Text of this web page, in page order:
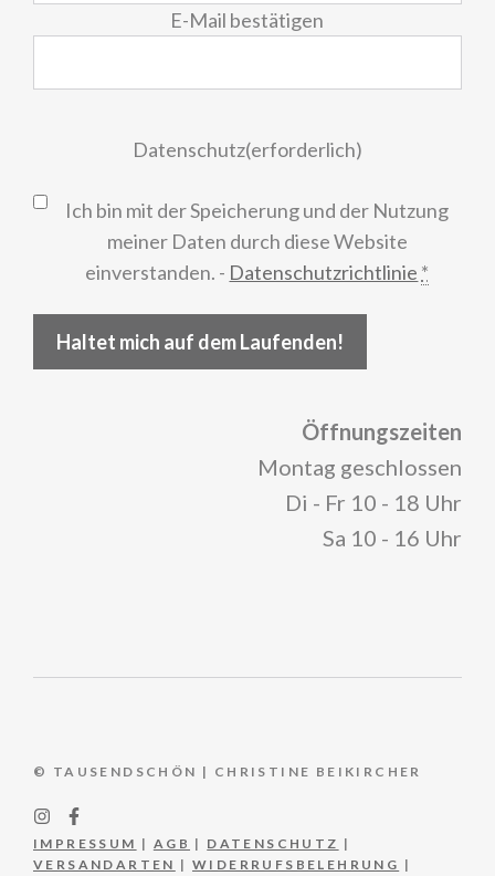
E-Mail bestätigen
Datenschutz(erforderlich)
Ich bin mit der Speicherung und der Nutzung
meiner Daten durch diese Website
einverstanden. - Datenschutzrichtlinie *
Haltet mich auf dem Laufenden!
Öffnungszeiten
Montag geschlossen
Di - Fr 10 - 18 Uhr
Sa 10 - 16 Uhr
© TAUSENDSCHÖN | CHRISTINE BEIKIRCHER
IMPRESSUM | AGB | DATENSCHUTZ |
VERSANDARTEN |WIDERRUFSBELEHRUNG |